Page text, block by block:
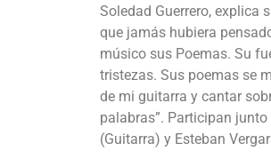
Soledad Guerrero, explica
que jamás hubiera
músico sus Poemas. Su
tristezas. Sus poemas se
de mi guitarra y cantar
palabras”. Participan
(Guitarra) y Esteban